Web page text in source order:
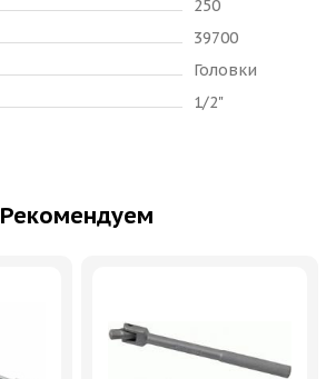
250
39700
Головки
1/2"
Рекомендуем